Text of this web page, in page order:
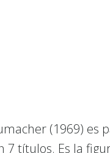
(1969) es
7 títulos. Es la